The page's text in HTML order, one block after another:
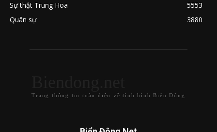
Sự thật Trung Hoa
5553
Quân sự
3880
Trang thông tin toàn diện về tình hình Biển Đông